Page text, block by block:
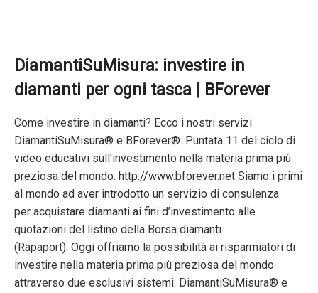
DiamantiSuMisura: investire in
diamanti per ogni tasca | BForever
Come investire in diamanti? Ecco i nostri servizi
DiamantiSuMisura® e BForever®. Puntata 11 del ciclo di
video educativi sull'investimento nella materia prima più
preziosa del mondo. http://www.bforever.net Siamo i primi
al mondo ad aver introdotto un servizio di consulenza
per acquistare diamanti ai fini d’investimento alle
quotazioni del listino della Borsa diamanti
(Rapaport). Oggi offriamo la possibilità ai risparmiatori di
investire nella materia prima più preziosa del mondo
attraverso due esclusivi sistemi: DiamantiSuMisura® e